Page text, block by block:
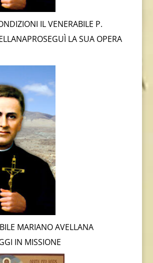
IL VENERABILE P.
LA SUA OPERA
MARIANO AVELLANA
IN MISSIONE